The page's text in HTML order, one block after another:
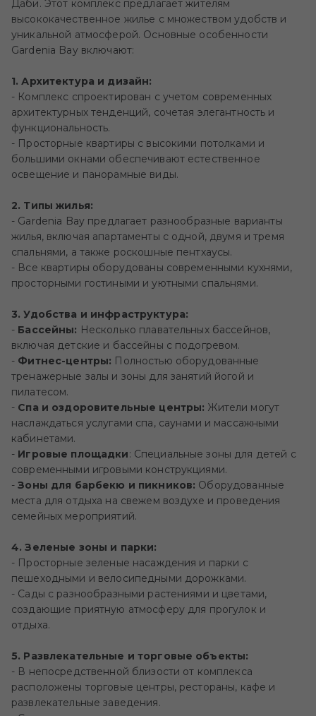
Даби. Этот комплекс предлагает жителям
высококачественное жилье с множеством удобств и
уникальной атмосферой. Основные особенности
Gardenia Bay включают:
1. Архитектура и дизайн:
- Комплекс спроектирован с учетом современных
архитектурных тенденций, сочетая элегантность и
функциональность.
- Просторные квартиры с высокими потолками и
большими окнами обеспечивают естественное
освещение и панорамные виды.
2. Типы жилья:
- Gardenia Bay предлагает разнообразные варианты
жилья, включая апартаменты с одной, двумя и тремя
спальнями, а также роскошные пентхаусы.
- Все квартиры оборудованы современными кухнями,
просторными гостиными и уютными спальнями.
3. Удобства и инфраструктура:
- Бассейны: Несколько плавательных бассейнов,
включая детские и бассейны с подогревом.
- Фитнес-центры: Полностью оборудованные
тренажерные залы и зоны для занятий йогой и
пилатесом.
- Спа и оздоровительные центры: Жители могут
наслаждаться услугами спа, саунами и массажными
кабинетами.
- Игровые площадки: Специальные зоны для детей с
современными игровыми конструкциями.
-Зоны для барбекю и пикников: Оборудованные
места для отдыха на свежем воздухе и проведения
семейных мероприятий.
4. Зеленые зоны и парки:
- Просторные зеленые насаждения и парки с
пешеходными и велосипедными дорожками.
- Сады с разнообразными растениями и цветами,
создающие приятную атмосферу для прогулок и
отдыха.
5. Развлекательные и торговые объекты:
- В непосредственной близости от комплекса
расположены торговые центры, рестораны, кафе и
развлекательные заведения.